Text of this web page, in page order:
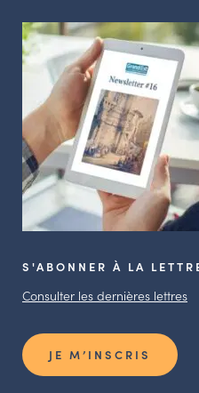
S'ABONNER À LA
Consulter les dernières lettres
JE M’INSCRIS